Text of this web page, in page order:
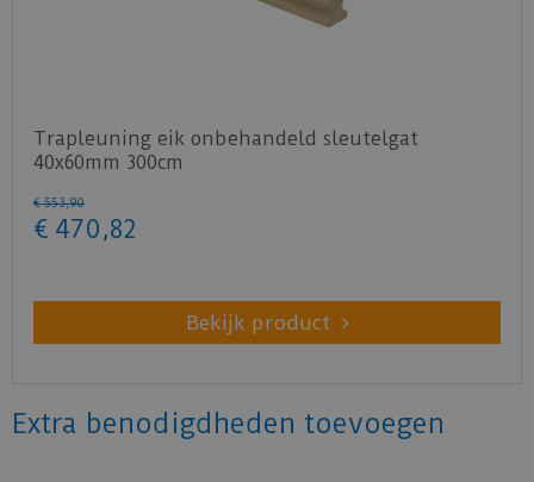
Trapleuning eik onbehandeld sleutelgat
40x60mm 300cm
€ 553,90
€ 470 ,82
Bekijk product
Extra benodigdheden toevoegen